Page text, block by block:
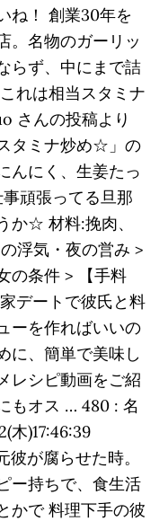
ね！ 創業30年を
。名物のガーリッ
らず、中にまで詰
れは相当スタミナ
さんの投稿より
タミナ炒め☆」の
んにく、生姜たっ
頑張ってる旦那
か☆ 材料:挽肉、
浮気・夜の営み >
の条件 > 【手料
デートで彼氏と料
ーを作ればいいの
に、簡単で美味し
レシピ動画をご紹
もオス … 480 : 名
木)17:46:39
が腐らせた時。
ー持ちで、食生活
かで 料理下手の彼